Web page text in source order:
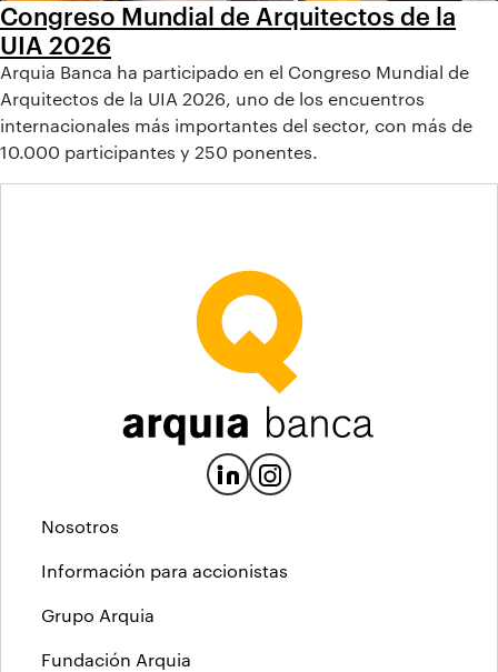
Congreso Mundial de Arquitectos de la
UIA 2026
Arquia Banca ha participado en el Congreso Mundial de
Arquitectos de la UIA 2026, uno de los encuentros
internacionales más importantes del sector, con más de
10.000 participantes y 250 ponentes.
Nosotros
Información para accionistas
Grupo Arquia
Fundación Arquia